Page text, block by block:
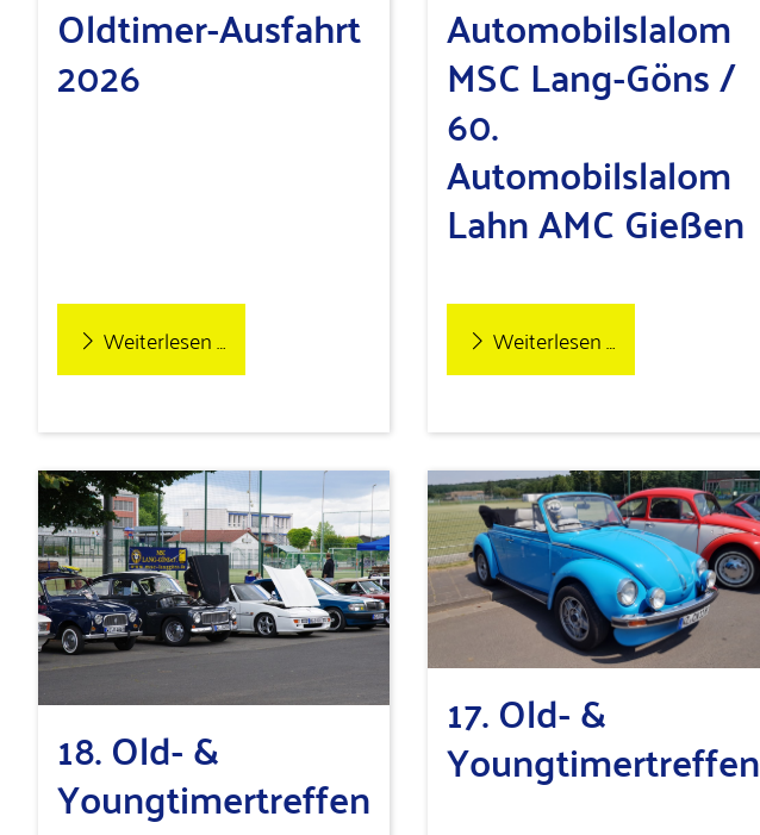
Oldtimer-Ausfahrt
2026
Weiterlesen …
Automobilslalom
MSC Lang-Göns /
60.
Automobilslalom
Lahn AMC Gießen
Weiterlesen …
18. Old- &
Youngtimertreffen
17. Old- &
Youngtimertreffen